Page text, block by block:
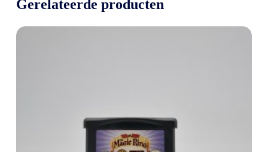
Gerelateerde producten